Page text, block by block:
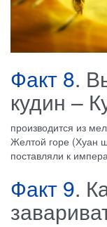
Факт 8.
кудин –
производится из
Желтой горе (Хуан
поставляли к
Факт 9.